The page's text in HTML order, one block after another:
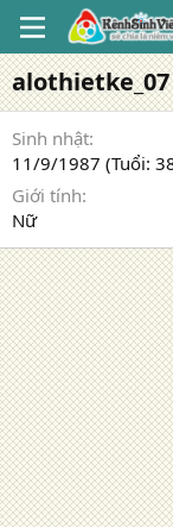
alothietke_07
Sinh nhật
11/9/1987 (Tuổi:
Giới tính
Nữ